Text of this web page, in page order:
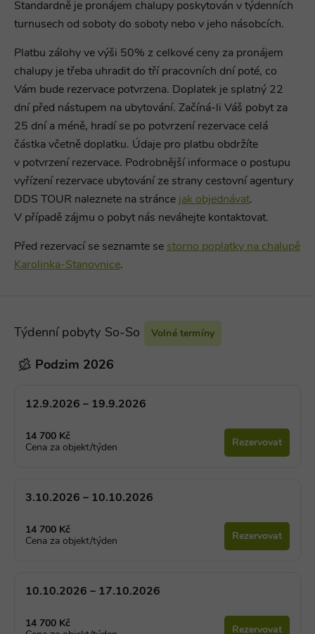
Standardně je pronájem chalupy poskytován v týdenních
turnusech od soboty do soboty nebo v jeho násobcích.
Platbu zálohy ve výši 50% z celkové ceny za pronájem
chalupy je třeba uhradit do tří pracovních dní poté, co
Vám bude rezervace potvrzena. Doplatek je splatný 22
dní před nástupem na ubytování. Začíná-li Váš pobyt za
25 dní a méně, hradí se po potvrzení rezervace celá
částka včetně doplatku. Údaje pro platbu obdržíte
v potvrzení rezervace. Podrobnější informace o postupu
vyřízení rezervace ubytování ze strany cestovní agentury
DDS TOUR naleznete na stránce jak objednávat.
V případě zájmu o pobyt nás neváhejte kontaktovat.
Před rezervací se seznamte se storno poplatky na chalupě
Karolinka-Stanovnice.
Týdenní pobyty So-So Volné termíny
Podzim 2026
12.9.2026 – 19.9.2026
14 700 Kč
Cena za objekt/týden
Rezervovat
3.10.2026 – 10.10.2026
14 700 Kč
Cena za objekt/týden
Rezervovat
10.10.2026 – 17.10.2026
14 700 Kč
Rezervovat